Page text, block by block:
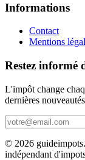
Informations
Contact
Mentions
Restez informé
L'impôt change
dernières
© 2026
indépendant